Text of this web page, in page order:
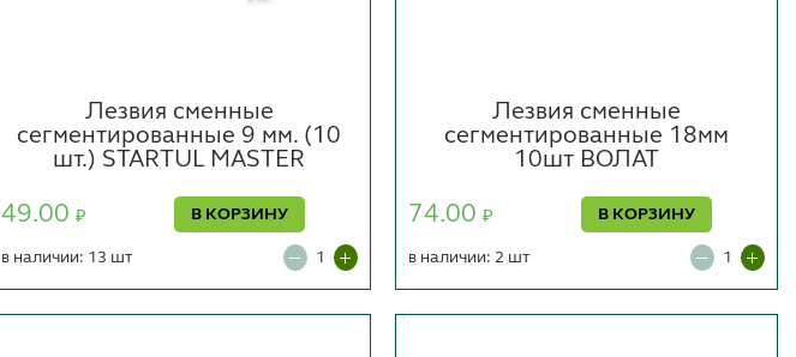
Лезвия сменные
сегментированные 9 мм. (10
шт.) STARTUL MASTER
49.00 ₽ В КОРЗИНУ
в наличии: 13 шт
Лезвия сменные
сегментированные 18мм
10шт ВОЛАТ
74.00 ₽ В КОРЗИНУ
в наличии: 2 шт